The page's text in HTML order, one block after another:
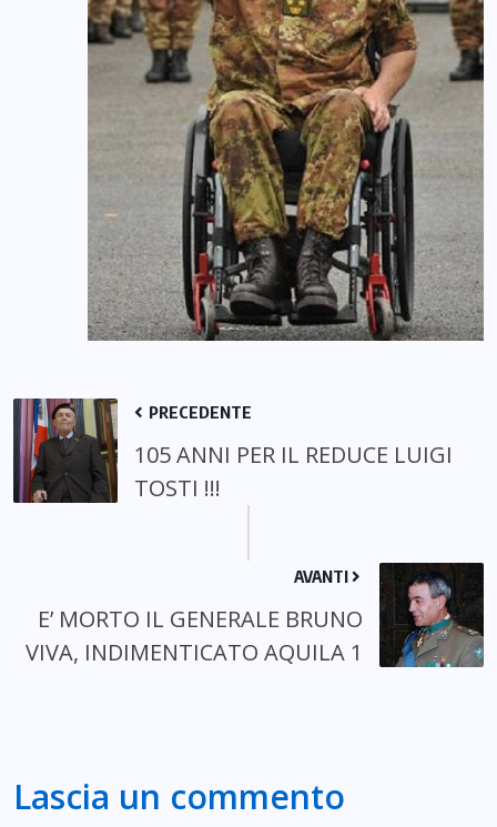
PRECEDENTE
105 ANNI PER IL REDUCE LUIGI
TOSTI !!!
AVANTI
E’ MORTO IL GENERALE BRUNO
VIVA, INDIMENTICATO AQUILA 1
Lascia un commento